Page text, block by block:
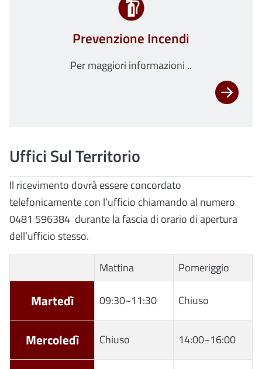
Prevenzione Incendi
Per maggiori informazioni ..
Uffici Sul Territorio
Il ricevimento dovrà essere concordato
telefonicamente con l’ufficio chiamando al numero
0481 596384 durante la fascia di orario di apertura
dell’ufficio stesso.
Mattina
Pomeriggio
Martedì 09:30~11:30 Chiuso
Mercoledì Chiuso 14:00~16:00